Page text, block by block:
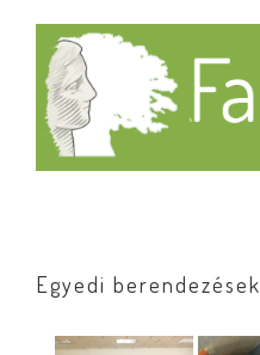
Egyedi berendezések